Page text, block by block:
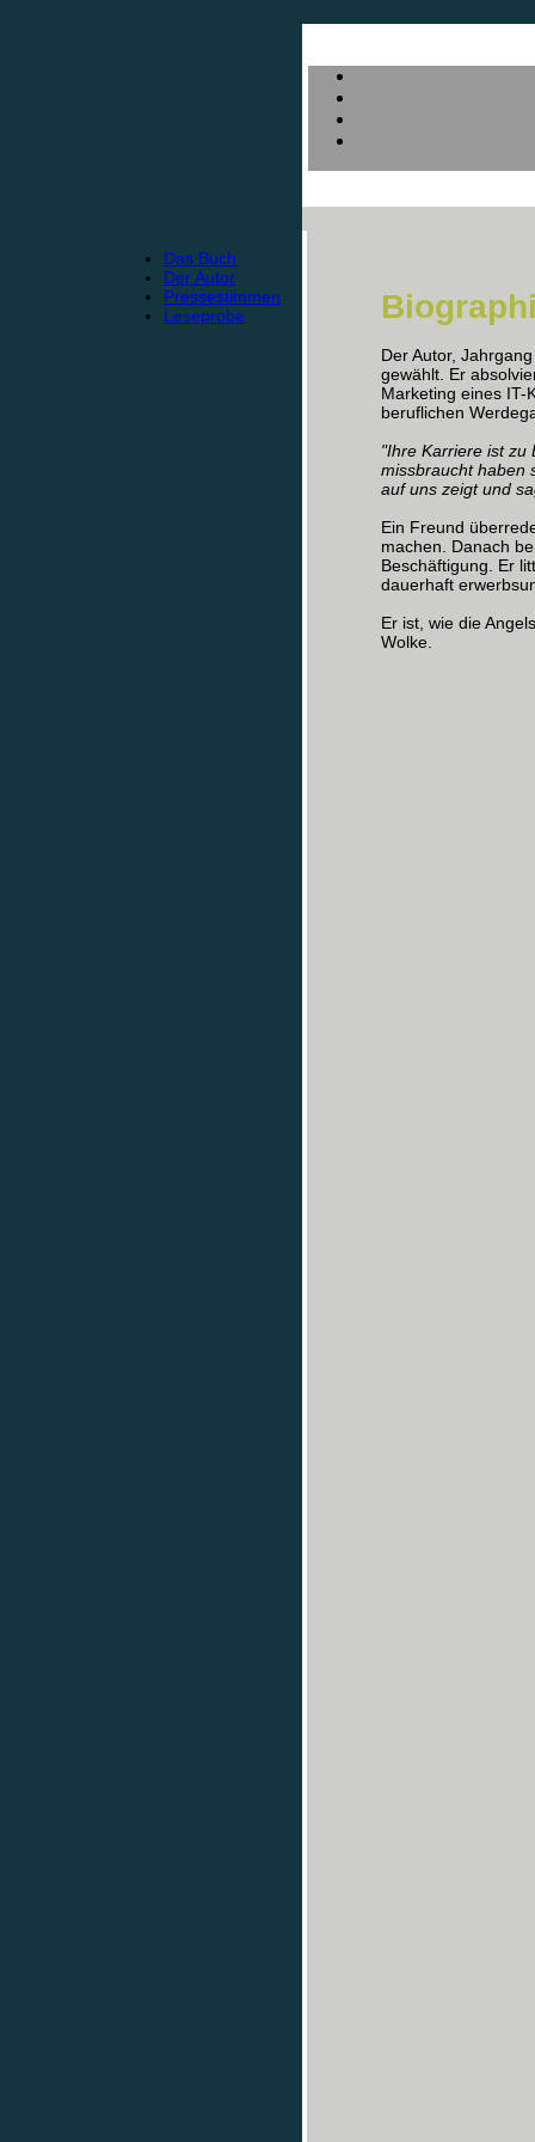
Das Buch
Der Autor
Pressestimmen
Leseprobe
Der Autor,
gewählt. Er
Marketing eines IT-
beruflichen
"Ihre Karriere ist zu
missbraucht haben
auf uns zeigt und
Ein Freund
machen. Danach
Beschäftigung. Er
dauerhaft
Er ist, wie die
Wolke.